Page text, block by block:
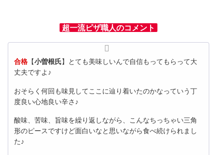
超一流ピザ職人のコメント
合格 【小曽根氏】とても美味しいんで自信もってもらって大
丈夫ですよ♪
おそらく何回も味見してここに辿り着いたのかなっていう丁
度良い心地良い辛さ♪
酸味、苦味、旨味を繰り返しながら、こんなちっちゃい三角
形のピースですけど面白いなと思いながら食べ続けられまし
た♪